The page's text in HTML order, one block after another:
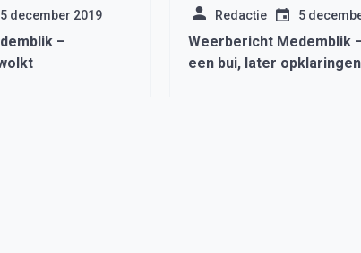
5 december 2019
–
Redactie 5
Weerbericht Medemblik
een bui, later opklaringen